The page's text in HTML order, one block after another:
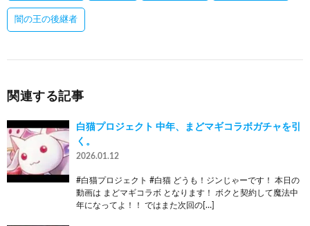
闇の王の後継者
関連する記事
白猫プロジェクト 中年、まどマギコラボガチャを引
く。
2026.01.12
#白猫プロジェクト #白猫 どうも！ジンじゃーです！ 本日の
動画は まどマギコラボ となります！ ボクと契約して魔法中
年になってよ！！ ではまた次回の[…]